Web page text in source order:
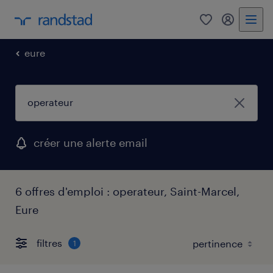
0 mon
eure
créer une alerte email
6 offres d'emploi : operateur, Saint-Marcel,
Eure
filtres 1